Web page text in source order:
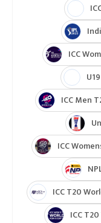
ICC
ICC Men
ICC
ICC T20
ICC